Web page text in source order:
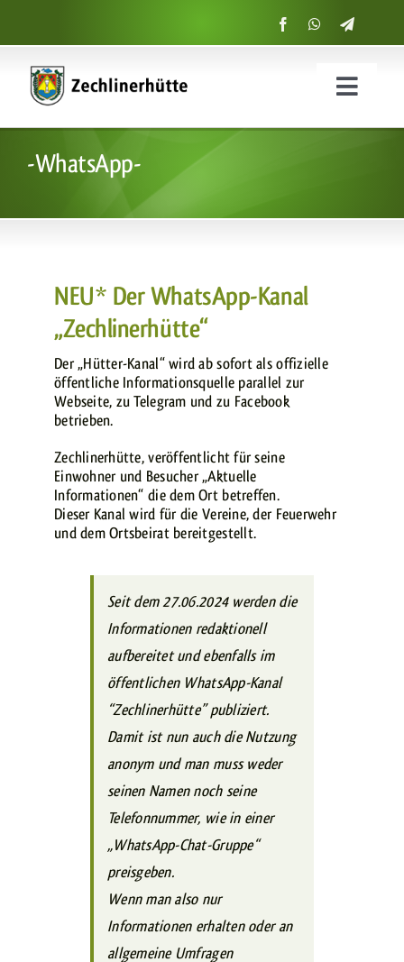
springen
Menü
-WhatsApp-
NEU* Der WhatsApp-Kanal
„Zechlinerhütte“
Der „Hütter-Kanal“ wird ab sofort als offizielle
öffentliche Informationsquelle parallel zur
Webseite, zu Telegram und zu Facebook
betrieben.
Zechlinerhütte, veröffentlicht für seine
Einwohner und Besucher „Aktuelle
Informationen“ die dem Ort betreffen.
Dieser Kanal wird für die Vereine, der Feuerwehr
und dem Ortsbeirat bereitgestellt.
Seit dem 27.06.2024 werden die
Informationen redaktionell
aufbereitet und ebenfalls im
öffentlichen WhatsApp-Kanal
“Zechlinerhütte” publiziert.
Damit ist nun auch die Nutzung
anonym und man muss weder
seinen Namen noch seine
Telefonnummer, wie in einer
„WhatsApp-Chat-Gruppe“
preisgeben.
Wenn man also nur
Informationen erhalten oder an
allgemeine Umfragen